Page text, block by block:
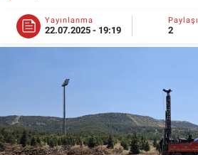
Yayınlanma
22.07.2025 - 19:19 2
ESKİŞEHİR NÖBETÇİ
Eskişehir Hava Durumu
Eskişehir Tramvay Saatleri